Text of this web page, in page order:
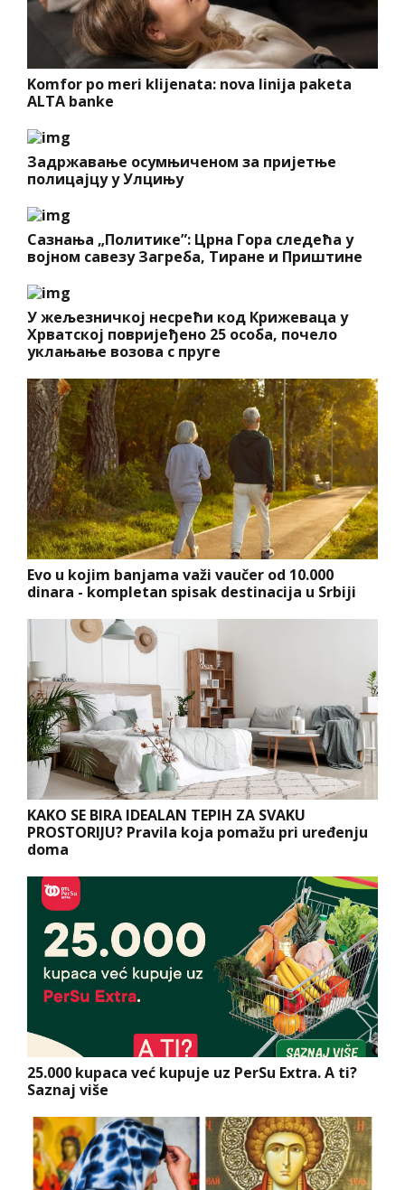
Komfor po meri klijenata: nova linija paketa
ALTA banke
Задржавање осумњиченом за пријетње
полицајцу у Улцињу
Сазнања „Политике”: Црна Гора следећа у
војном савезу Загреба, Тиране и Приштине
У жељезничкој несрећи код Крижеваца у
Хрватској повријеђено 25 особа, почело
уклањање возова с пруге
Evo u kojim banjama važi vaučer od 10.000
dinara - kompletan spisak destinacija u Srbiji
KAKO SE BIRA IDEALAN TEPIH ZA SVAKU
PROSTORIJU? Pravila koja pomažu pri uređenju
doma
25.000 kupaca već kupuje uz PerSu Extra. A ti?
Saznaj više